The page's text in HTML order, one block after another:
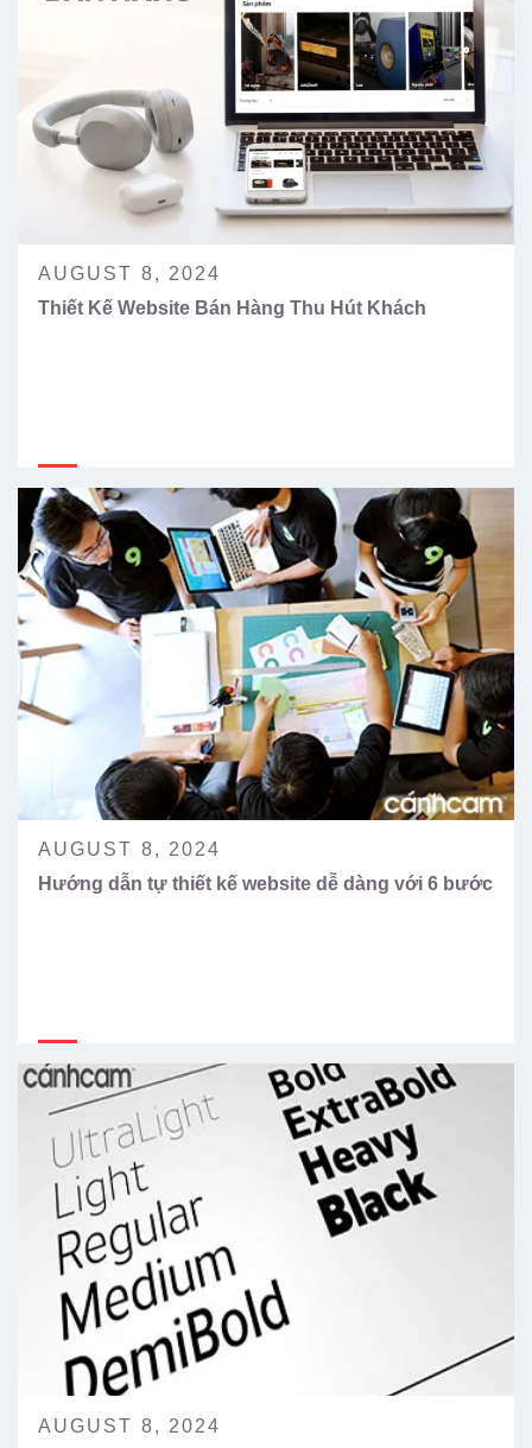
AUGUST 8, 2024
Thiết Kế Website Bán Hàng Thu Hút Khách
AUGUST 8, 2024
Hướng dẫn tự thiết kế website dễ dàng với 6 bước
AUGUST 8, 2024